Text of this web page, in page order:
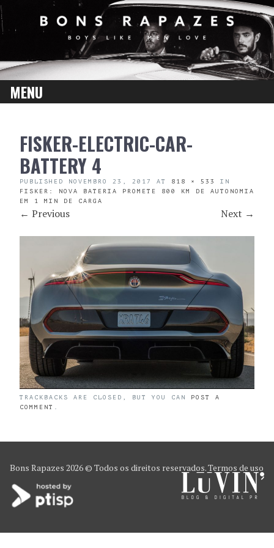
MENU
CONTENTFISKER-ELECTRIC-CAR-
BATTERY 4
PUBLISHED NOVEMBRO 23, 2017 AT 818 × 533
IN
FISKER: NOVA BATERIA PROMETE 800 KM DE AUTONOMIA
EM 1 MIN DE CARGA
← Previous Next →
TRACKBACKS ARE CLOSED, BUT YOU CAN POST A
COMMENT
Bons Rapazes 2026 © Todos os direitos reservados.Termos de uso